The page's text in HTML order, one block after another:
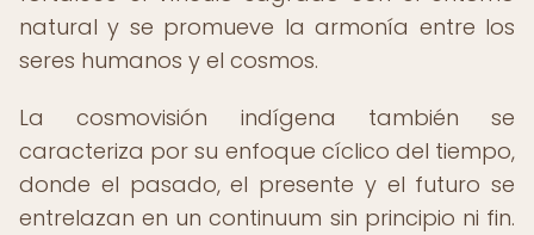
natural y se promueve la armonía entre los
seres humanos y el cosmos.
La cosmovisión indígena también se
caracteriza por su enfoque cíclico del tiempo,
donde el pasado, el presente y el futuro se
entrelazan en un continuum sin principio ni fin.